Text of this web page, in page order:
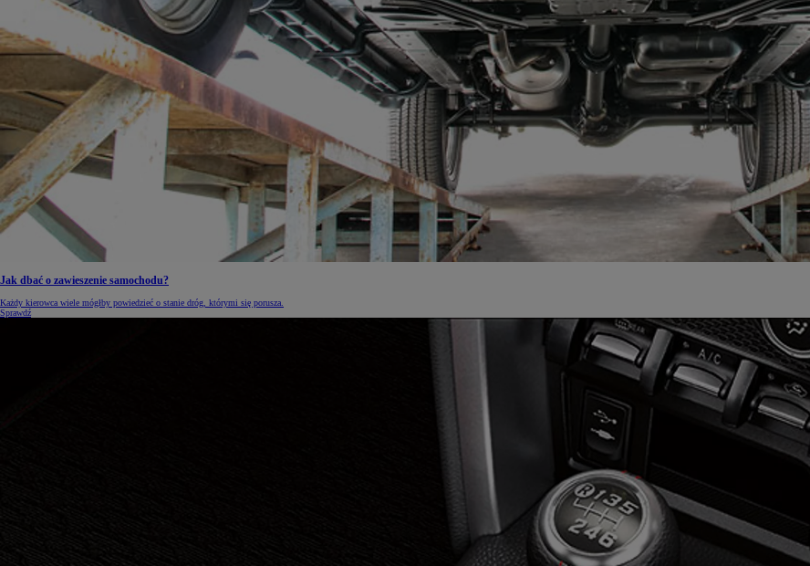
Jak dbać o zawieszenie samochodu?
Każdy kierowca wiele mógłby powiedzieć o stanie dróg, którymi się porusza.
Sprawdź